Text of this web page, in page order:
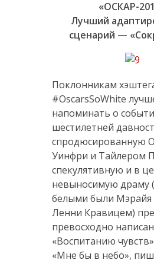
«ОСКАР-
Лучший
сценарий —
Поклонникам
#OscarsSoWhite
напоминать о
шестилетней
спродюсированную
Уинфри и Тайлером
спекулятивную и в
невыносимую драму
белыми были Мэрайя
Ленни Кравицем)
превосходно
«Воспитанию
«Мне бы в небо»,